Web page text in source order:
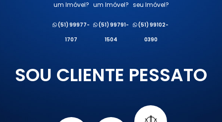
um Imóvel?
(51) 99977-
1707
um Imóvel?
(51) 99791-
1504
seu Imóvel?
(51) 99102-
0390
SOU CLIENTE PESSATO